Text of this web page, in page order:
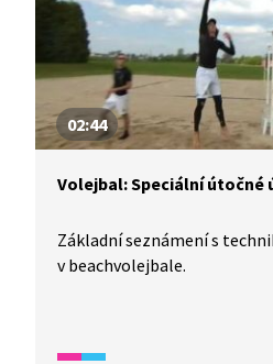
02:44
Volejbal: Speciální útočné
Základní seznámení s
v beachvolejbale.